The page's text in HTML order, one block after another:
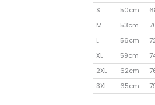
S
50cm
M
53cm
L
56cm
XL
59cm
2XL
62cm
3XL
65cm